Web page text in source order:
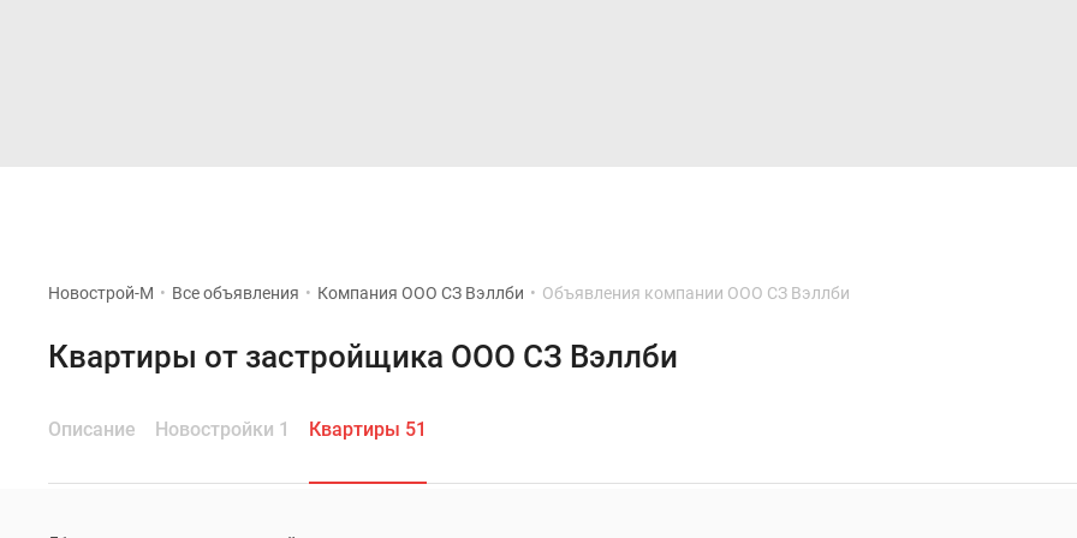
Новострой-М • Все объявления • Компания ООО СЗ Вэллби • Объявления компании ООО СЗ Вэллби
Квартиры от застройщика ООО СЗ Вэллби
Описание Новостройки 1 Квартиры 51